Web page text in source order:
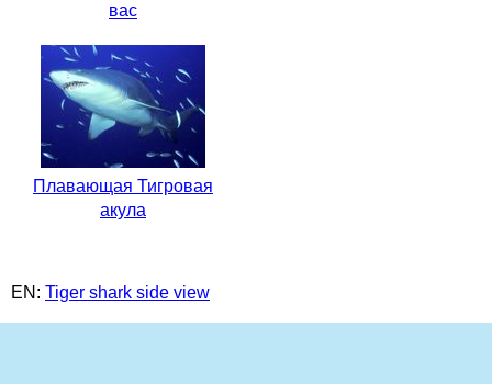
вас
Плавающая Тигровая
акула
EN: Tiger shark side view